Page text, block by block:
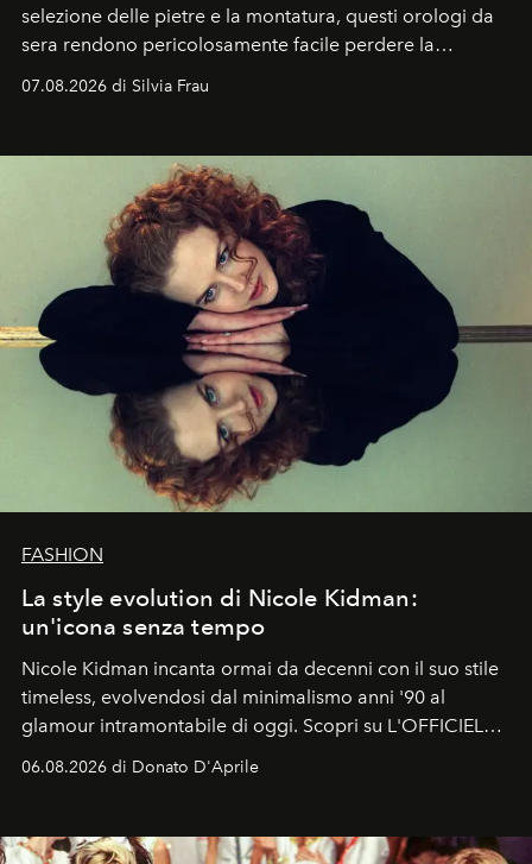
selezione delle pietre e la montatura, questi orologi da
sera rendono pericolosamente facile perdere la
07.08.2026 di Silvia Frau
FASHION
La style evolution di Nicole Kidman:
un'icona senza tempo
Nicole Kidman incanta ormai da decenni con il suo stile
timeless, evolvendosi dal minimalismo anni '90 al
glamour intramontabile di oggi. Scopri su L'OFFICIEL
06.08.2026 di Donato D'Aprile